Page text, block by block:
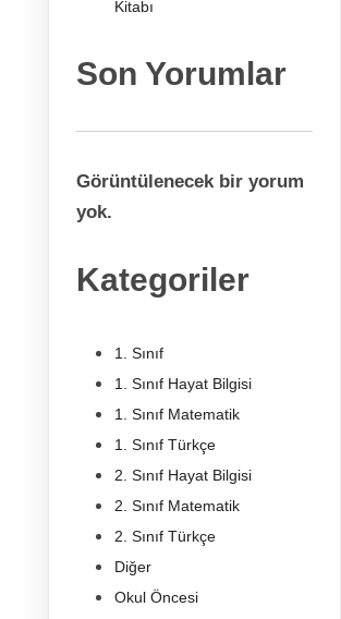
Kitabı
Son Yorumlar
Görüntülenecek bir yorum
yok.
Kategoriler
1. Sınıf
1. Sınıf Hayat Bilgisi
1. Sınıf Matematik
1. Sınıf Türkçe
2. Sınıf Hayat Bilgisi
2. Sınıf Matematik
2. Sınıf Türkçe
Diğer
Okul Öncesi